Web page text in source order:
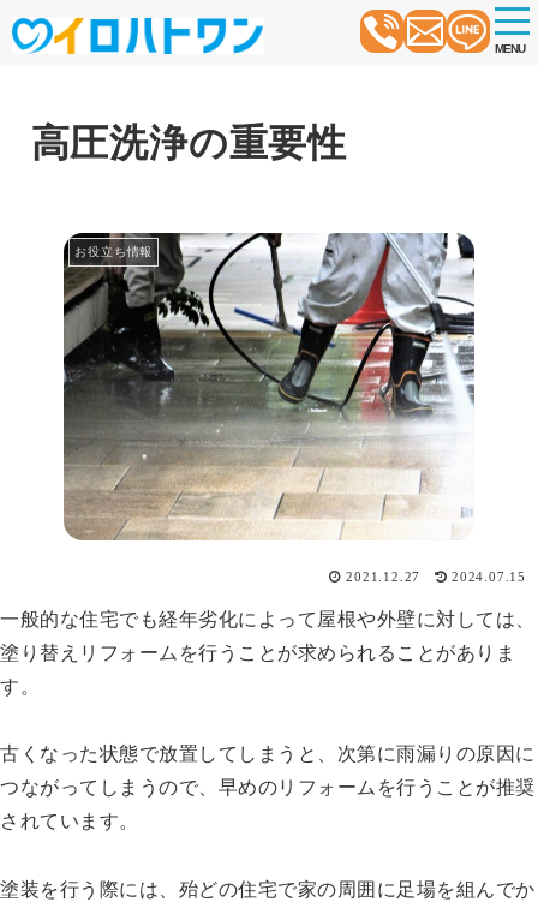
t
o
g
MENU
高圧洗浄の重要性
お役立ち情報
2021.12.27 2024.07.15
一般的な住宅でも経年劣化によって屋根や外壁に対しては、
塗り替えリフォームを行うことが求められることがありま
す。
古くなった状態で放置してしまうと、次第に雨漏りの原因に
つながってしまうので、早めのリフォームを行うことが推奨
されています。
塗装を行う際には、殆どの住宅で家の周囲に足場を組んでか